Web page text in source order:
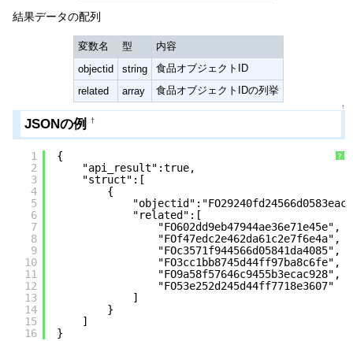
結果データの配列
変数名 型
内容
objectid
string
食品オブジェクトID
related
array 食品オブジェクトIDの列挙
↑
JSONの例 †
?
1
2
3
4
5
6
7
8
9
10
11
12
13
14
15
16
{
"api_result":true,
"struct":[
{
"related":[
"FO602dd9eb47944ae36e71e45e",
"FOf47edc2e462da61c2e7f6e4a",
"FOc3571f944566d05841da4085",
"FO3cc1bb8745d44ff97ba8c6fe",
"FO9a58f57646c9455b3ecac928",
"FO53e252d245d44ff7718e3607"
]
}
]
}